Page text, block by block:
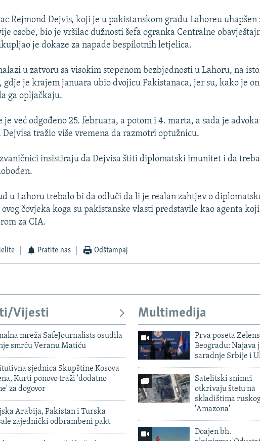
Rejmond Dejvis, koji je u pakistanskom gradu Lahoreu uhapšen
osobe, bio je vršilac dužnosti šefa ogranka Centralne
je dokaze za napade bespilotnih letjelica.
u zatvoru sa visokim stepenom bezbjednosti u Lahoru, na
gdje je krajem januara ubio dvojicu Pakistanaca, jer su, kako je
ga opljačkaju.
je već odgođeno 25. februara, a potom i 4. marta, a sada je
Dejvisa tražio više vremena da razmotri optužnicu.
insistiraju da Dejvisa štiti diplomatski imunitet i da
u Lahoru trebalo bi da odluči da li je realan zahtjev o
čovjeka koga su pakistanske vlasti predstavile kao agenta
za CIA.
Pratite nas Odštampaj
Vijesti
mreža SafeJournalists osudila
smrću Veranu Matiću
sjednica Skupštine Kosova
Kurti ponovo traži 'dodatno
za dogovor
Arabija, Pakistan i Turska
zajednički odbrambeni pakt
Multimedija
Prva poseta
Beogradu: Najava
saradnje Srbije i
Satelitski snimci
otkrivaju štetu na
skladištima
'Amazona'
Doajen bh.